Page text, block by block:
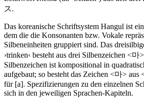
ス.
Das koreanische Schriftsystem Hangul ist
dem die die Konsonanten bzw. Vokale
Silbeneinheiten gruppiert sind. Das
›trinken‹ besteht aus drei Silbenzeichen <마
Silbenzeichen ist kompositional in
aufgebaut; so besteht das Zeichen <마> aus
für [a]. Spezifizierungen zu den einzelnen
sich in den jeweiligen Sprachen-Kapiteln.